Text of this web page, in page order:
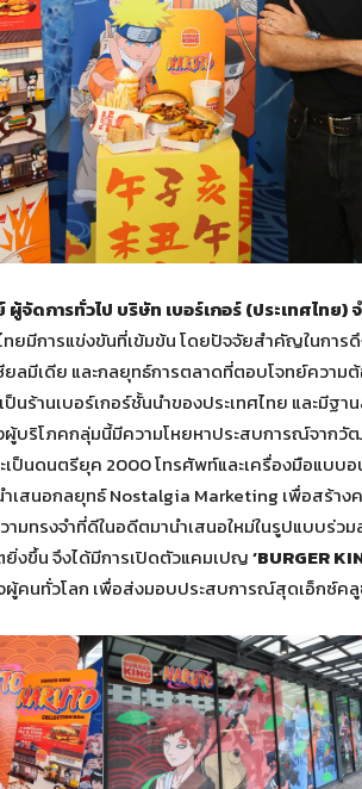
จัดการทั่วไป บริษัท เบอร์เกอร์ (ประเทศไทย)
ไทยมีการแข่งขันที่เข้มข้น โดยปัจจัยสำคัญในการ
ยลมีเดีย และกลยุทธ์การตลาดที่ตอบโจทย์ควา
นร้านเบอร์เกอร์ชั้นนำของประเทศไทย และมีฐ
ผู้บริโภคกลุ่มนี้มีความโหยหาประสบการณ์จาก
เป็นดนตรียุค 2000 โทรศัพท์และเครื่องมือแบบ
ำเสนอกลยุทธ์ Nostalgia Marketing เพื่อสร้า
มทรงจำที่ดีในอดีตมานำเสนอใหม่ในรูปแบบร่ว
ยิ่งขึ้น จึงได้มีการเปิดตัวแคมเปญ‘BURGER
ผู้คนทั่วโลก เพื่อส่งมอบประสบการณ์สุดเอ็กซ์ค